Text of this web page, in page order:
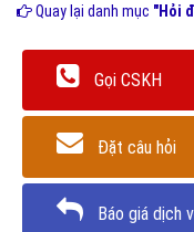
Quay lại danh mục "Hỏi
Gọi CSKH
Đặt câu hỏi
Báo giá dịch